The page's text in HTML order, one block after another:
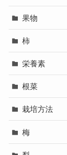
果物
柿
栄養素
根菜
栽培方法
梅